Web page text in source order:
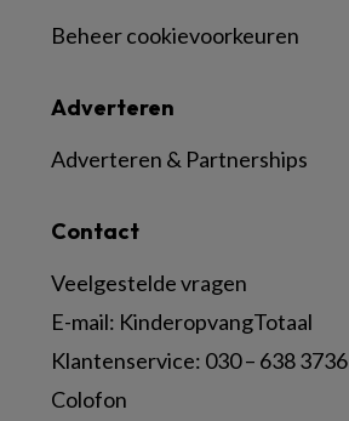
Contact
Veelgestelde vragen
E-mail: KinderopvangTotaal
Klantenservice: 030 – 638 3736
Colofon
Adverteren
Adverteren & Partnerships
Beheer cookievoorkeuren